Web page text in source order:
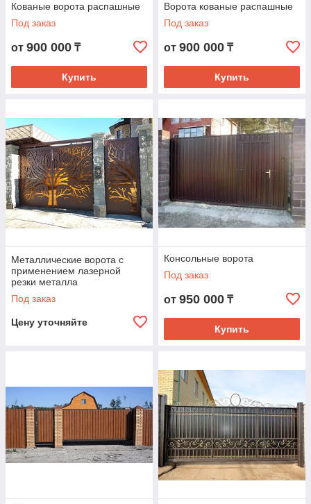
Кованые ворота распашные
Под заказ
от 900 000 ₸
Купить
Ворота кованые распашные
Под заказ
от 900 000 ₸
Купить
Металлические ворота с
применением лазерной
резки металла
Под заказ
Цену уточняйте
Консольные ворота
Под заказ
от 950 000 ₸
Купить